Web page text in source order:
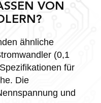
VON
ähnliche
(0,1
für
Die
und